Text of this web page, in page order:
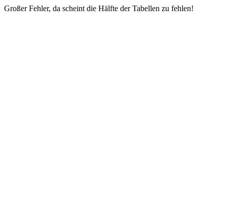
Großer Fehler, da scheint die Hälfte der Tabellen zu fehlen!